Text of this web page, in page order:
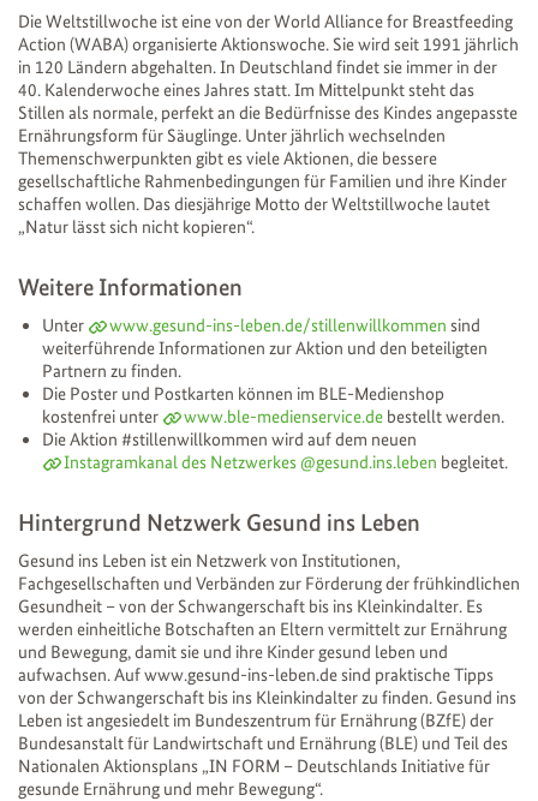
Die Weltstillwoche ist eine von der World Alliance for Breastfeeding
Action (WABA) organisierte Aktionswoche. Sie wird seit 1991 jährlich
in 120 Ländern abgehalten. In Deutschland findet sie immer in der
40. Kalenderwoche eines Jahres statt. Im Mittelpunkt steht das
Stillen als normale, perfekt an die Bedürfnisse des Kindes angepasste
Ernährungsform für Säuglinge. Unter jährlich wechselnden
Themenschwerpunkten gibt es viele Aktionen, die bessere
gesellschaftliche Rahmenbedingungen für Familien und ihre Kinder
schaffen wollen. Das diesjährige Motto der Weltstillwoche lautet
„Natur lässt sich nicht kopieren“.
Weitere Informationen
Unter www.gesund-ins-leben.de/stillenwillkommen sind
weiterführende Informationen zur Aktion und den beteiligten
Partnern zu finden.
Die Poster und Postkarten können im BLE-Medienshop
kostenfrei unter
www.ble-medienservice.de bestellt werden.
Die Aktion #stillenwillkommen wird auf dem neuen
Instagramkanal des Netzwerkes @gesund.ins.leben begleitet.
Hintergrund Netzwerk Gesund ins Leben
Gesund ins Leben ist ein Netzwerk von Institutionen,
Fachgesellschaften und Verbänden zur Förderung der frühkindlichen
Gesundheit – von der Schwangerschaft bis ins Kleinkindalter. Es
werden einheitliche Botschaften an Eltern vermittelt zur Ernährung
und Bewegung, damit sie und ihre Kinder gesund leben und
aufwachsen. Auf www.gesund-ins-leben.de sind praktische Tipps
von der Schwangerschaft bis ins Kleinkindalter zu finden. Gesund ins
Leben ist angesiedelt im Bundeszentrum für Ernährung (BZfE) der
Bundesanstalt für Landwirtschaft und Ernährung (BLE) und Teil des
Nationalen Aktionsplans „IN FORM – Deutschlands Initiative für
gesunde Ernährung und mehr Bewegung“.